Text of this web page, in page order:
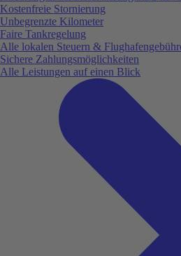
Kostenfreie Stornierung
Unbegrenzte Kilometer
Faire Tankregelung
Alle lokalen Steuern &
Sichere Zahlungsmöglichkeiten
Alle Leistungen auf einen Blick